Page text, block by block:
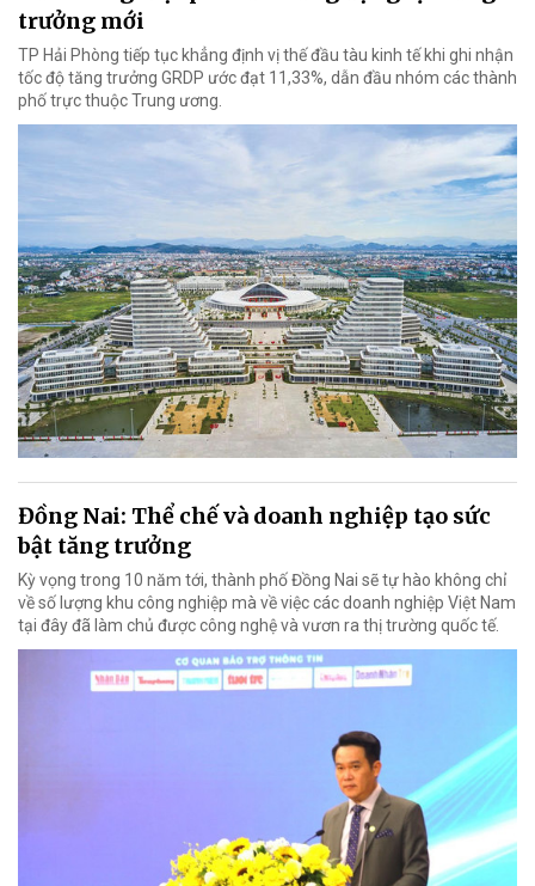
trưởng mới
TP Hải Phòng tiếp tục khẳng định vị thế đầu tàu kinh tế khi ghi nhận
tốc độ tăng trưởng GRDP ước đạt 11,33%, dẫn đầu nhóm các thành
phố trực thuộc Trung ương.
Đồng Nai: Thể chế và doanh nghiệp tạo sức
bật tăng trưởng
Kỳ vọng trong 10 năm tới, thành phố Đồng Nai sẽ tự hào không chỉ
về số lượng khu công nghiệp mà về việc các doanh nghiệp Việt Nam
tại đây đã làm chủ được công nghệ và vươn ra thị trường quốc tế.